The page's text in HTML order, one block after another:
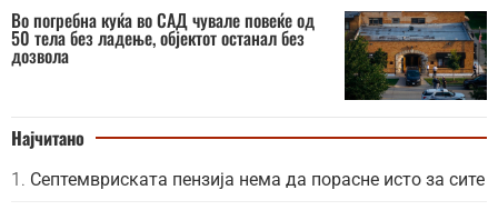
Во погребна куќа во САД чувале повеќе од
50 тела без ладење, објектот останал без
дозвола
Најчитано
Септемвриската пензија нема да порасне исто за сите